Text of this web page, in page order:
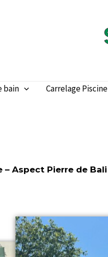
bain Carrelage Piscine
– Aspect Pierre de Bali